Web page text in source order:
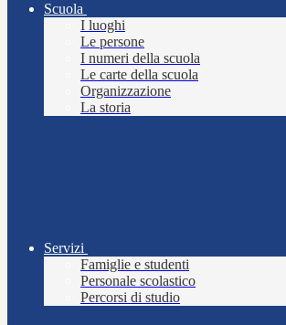
Scuola
I luoghi
Le persone
I numeri della scuola
Le carte della scuola
Organizzazione
La storia
Servizi
Famiglie e studenti
Personale scolastico
Percorsi di studio